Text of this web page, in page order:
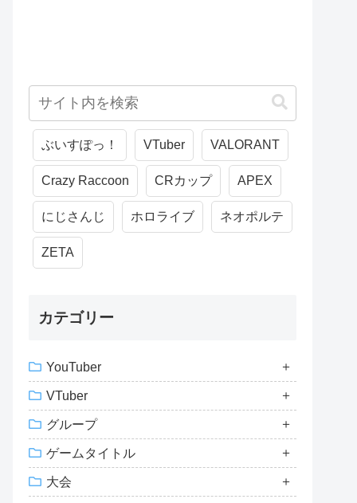
ぶいすぽっ！ VTuber VALORANT
Crazy Raccoon CRカップ APEX
にじさんじ ホロライブ ネオポルテ
ZETA
カテゴリー
YouTuber
VTuber
グループ
ゲームタイトル
大会